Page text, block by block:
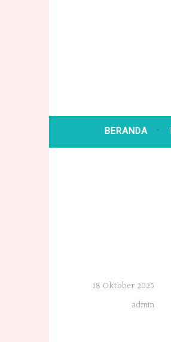
BERANDA
18 Oktober 2025
admin